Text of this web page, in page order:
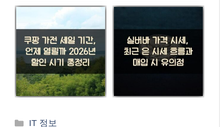
카
IT 정보